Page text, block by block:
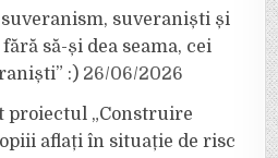
suveraniști și
să-și dea seama, cei
:) 26/06/2026
proiectul „Construire
aflați în situație de risc